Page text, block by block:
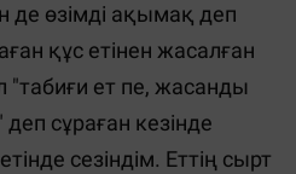
де өзімді ақымақ деп
құс етінен жасалған
"табиғи ет пе, жасанды
сұраған кезінде
сезіндім. Еттің сырт